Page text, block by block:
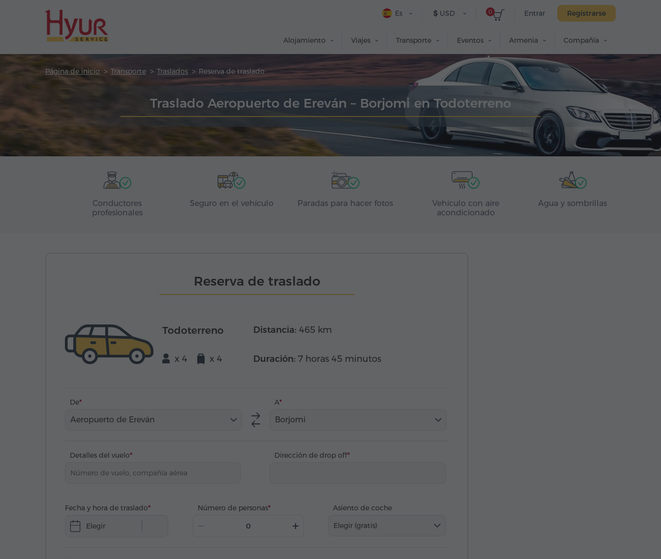
Entrar Registrarse
0
$ USD
Es
Alojamiento Viajes Transporte Eventos Armenia Compañía
Página de inicio Transporte Traslados Reserva de traslado
Traslado Aeropuerto de Ereván – Borjomi en Todoterreno
Conductores
profesionales
Seguro en el vehículo Paradas para hacer fotos
Vehículo con aire
acondicionado
Agua y sombrillas
Reserva de traslado
Todoterreno
x 4 x 4
Distancia: 465 km
Duración: 7 horas 45 minutos
De
Aeropuerto de Ereván
A
Borjomi
Detalles del vuelo Dirección de drop off
Fecha y hora de traslado
Elegir
Número de personas
Asiento de coche
Elegir (gratis)